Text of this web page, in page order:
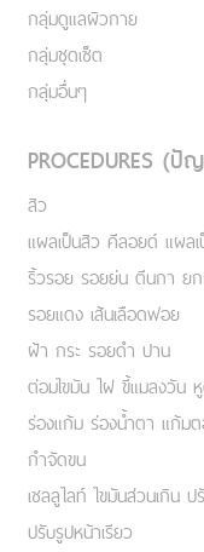
กลุ่มดูแลผิวกาย
กลุ่มชุดเซ็ต
กลุ่มอื่นๆ
PROCEDURES (ปั
สิว
แผลเป็นสิว คีลอยด์ แผล
ริ้วรอย รอยย่น ตีนกา ย
รอยแดง เส้นเลือดฟอย
ฝ้า กระ รอยดำ ปาน
ต่อมไขมัน ไฝ ขี้แมลงวัน
ร่องแก้ม ร่องน้ำตา แก้ม
กำจัดขน
เชลลูไลท์ ไขมันส่วนเกิน ป
ปรับรูปหน้าเรียว